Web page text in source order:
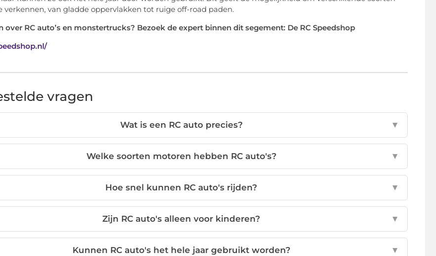
verkennen, van gladde oppervlakken tot ruige off-road paden.
over RC auto’s en monstertrucks? Bezoek de expert binnen dit segement: De RC Speedshop
vragen
Wat is een RC auto precies? ▼
Welke soorten motoren hebben RC auto's? ▼
Hoe snel kunnen RC auto's rijden? ▼
Zijn RC auto's alleen voor kinderen? ▼
Kunnen RC auto's het hele jaar gebruikt worden? ▼